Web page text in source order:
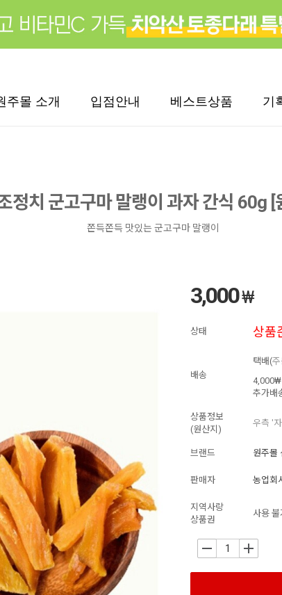
주몰 소개 입점안내 베스트상품 기
정치 군고구마 말랭이 과자 간식 60g
쫀득쫀득 맛있는 군고구마 말랭이
3,000₩
상태 상품
배송
택배(주
4,000₩
추가배
상품정보
(원산지)
우측 '
브랜드 원주몰
판매자 농업회
지역사랑
상품권
사용 불
+